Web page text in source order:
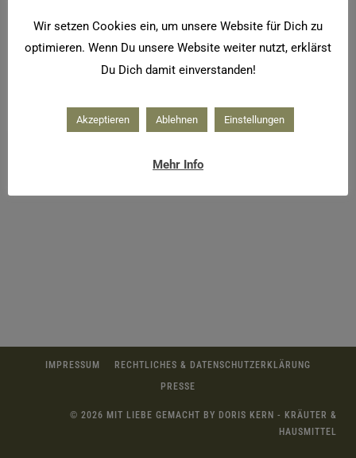
IMPRESSUM
RECHTLICHES & DATENSCHUTZERKLÄRUNG
PRESSE
© 2026 MIT LIEBE GEMACHT BY DORIS KERN - KRÄUTER &
HAUSMITTEL
Wir setzen Cookies ein, um unsere Website für Dich zu
optimieren. Wenn Du unsere Website weiter nutzt, erklärst
Du Dich damit einverstanden!
Akzeptieren Ablehnen Einstellungen
Mehr Info